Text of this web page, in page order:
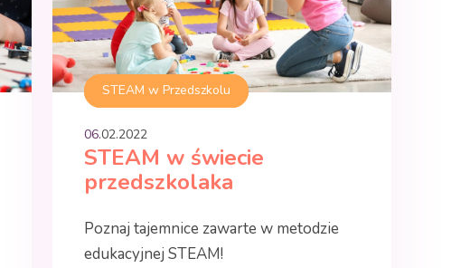
STEAM w Przedszkolu
06.02.2022
STEAM w świecie
przedszkolaka
Poznaj tajemnice zawarte w metodzie
edukacyjnej STEAM!